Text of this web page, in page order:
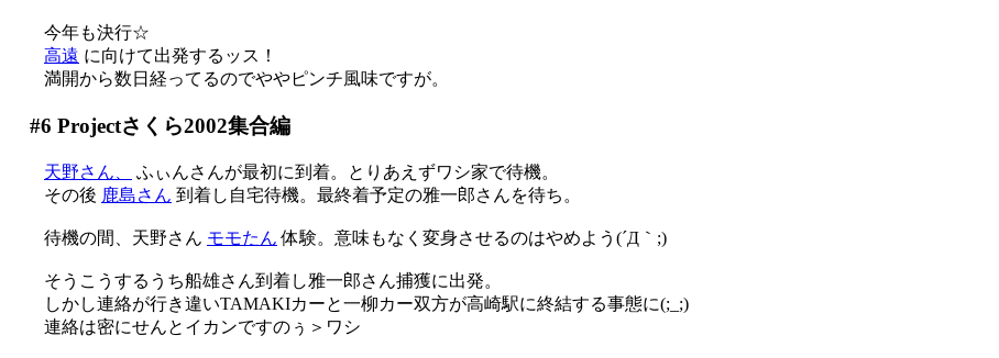
今年も決行☆
高遠 に向けて出発するッス！
満開から数日経ってるのでややピンチ風味ですが。
#6 Projectさくら2002集合編
天野さん、
ふぃんさんが最初に到着。とりあえずワシ家で待機。
その後 鹿島さん 到着し自宅待機。最終着予定の雅一郎さんを待ち。
待機の間、天野さん モモたん 体験。意味もなく変身させるのはやめよう(´Д｀;)
そうこうするうち船雄さん到着し雅一郎さん捕獲に出発。
しかし連絡が行き違いTAMAKIカーと一柳カー双方が高崎駅に終結する事態に(;_;)
連絡は密にせんとイカンですのぅ＞ワシ